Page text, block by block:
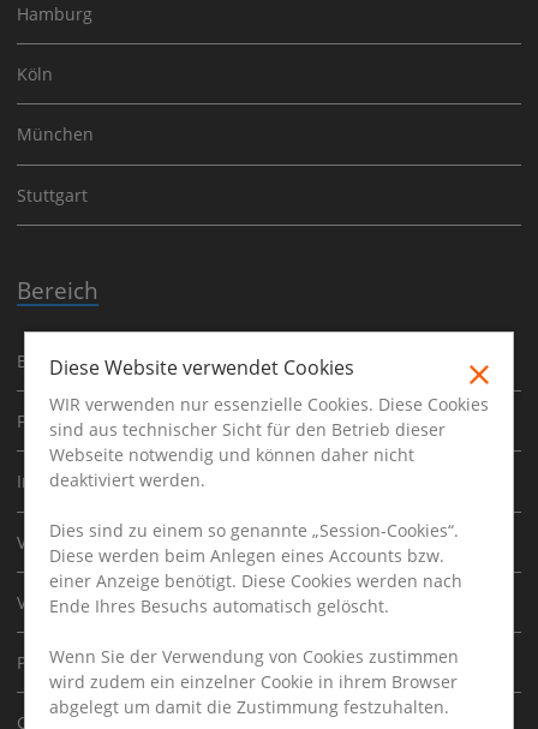
Hamburg
Köln
München
Stuttgart
Bereich
Baufinanzierung
Finanzen
Immobilien
Versicherung
Vermögen
Privatkundenberater
Gewerbekundenberater
Diese Website verwendet Cookies
WIR verwenden nur essenzielle Cookies. Diese Cookies
sind aus technischer Sicht für den Betrieb dieser
Webseite notwendig und können daher nicht
deaktiviert werden.
Dies sind zu einem so genannte „Session-Cookies“.
Diese werden beim Anlegen eines Accounts bzw.
einer Anzeige benötigt. Diese Cookies werden nach
Ende Ihres Besuchs automatisch gelöscht.
Wenn Sie der Verwendung von Cookies zustimmen
wird zudem ein einzelner Cookie in ihrem Browser
abgelegt um damit die Zustimmung festzuhalten.